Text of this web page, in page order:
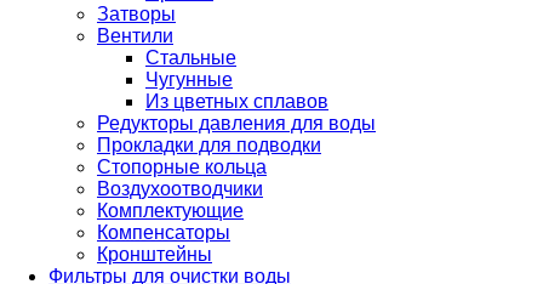
Затворы
Вентили
Стальные
Чугунные
Из цветных сплавов
Редукторы давления для воды
Прокладки для подводки
Стопорные кольца
Воздухоотводчики
Комплектующие
Компенсаторы
Кронштейны
Фильтры для очистки воды